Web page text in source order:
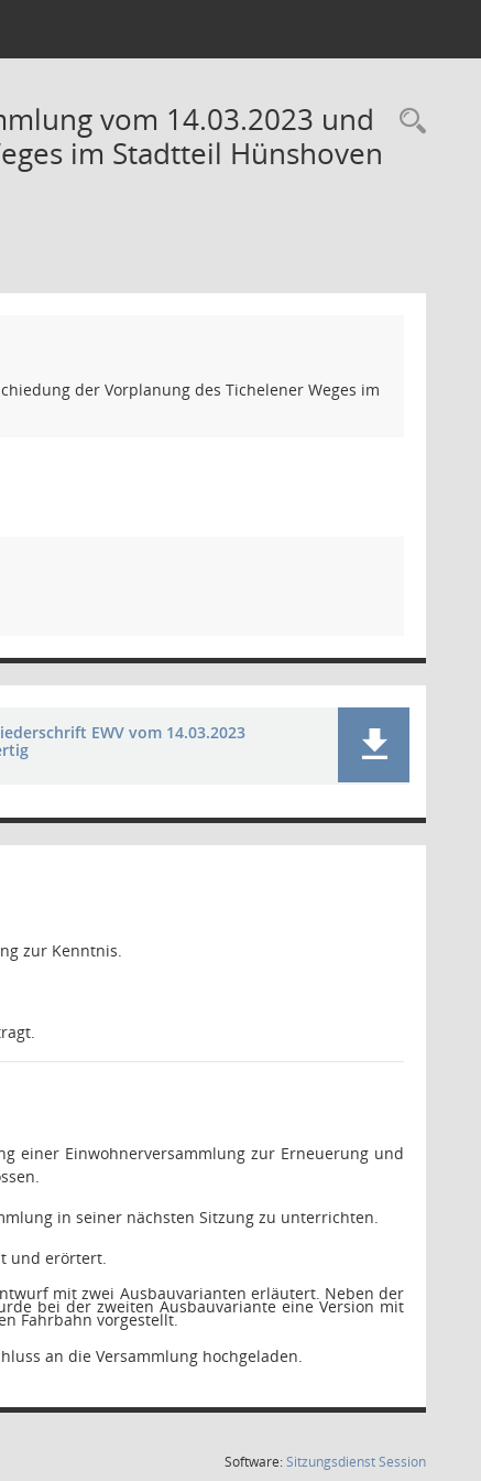
vom 14.03.2023 und
im Stadtteil Hünshoven
der Vorplanung des Tichelener Weges im
EWV vom 14.03.2023
zur Kenntnis.
einer Einwohnerversammlung zur Erneuerung und
in seiner nächsten Sitzung zu unterrichten.
und erörtert.
mit zwei Ausbauvarianten erläutert. Neben der
bei der zweiten Ausbauvariante eine Version mit
Fahrbahn vorgestellt.
an die Versammlung hochgeladen.
Software:SitzungsdienstSession(Wird in